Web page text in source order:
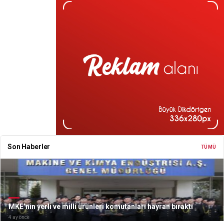
Son Haberler TÜMÜ
MKE’nin yerli ve milli ürünleri komutanları hayran bıraktı
4 ay önce